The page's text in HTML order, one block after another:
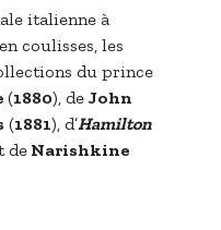
italienne à
coulisses, les
du prince
(1880), de John
(1881), d’Hamilton
deNarishkine